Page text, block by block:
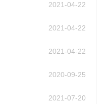
2021-04-22
2021-04-22
2021-04-22
2020-09-25
2021-07-20